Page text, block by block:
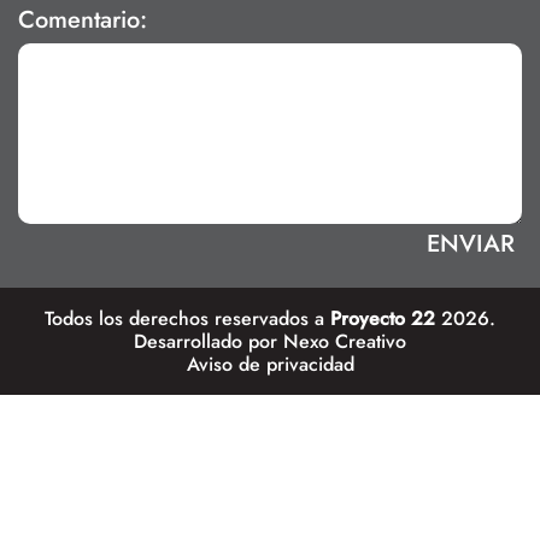
Comentario:
Todos los derechos reservados a Proyecto 22 2026.
Desarrollado por Nexo Creativo
Aviso de privacidad